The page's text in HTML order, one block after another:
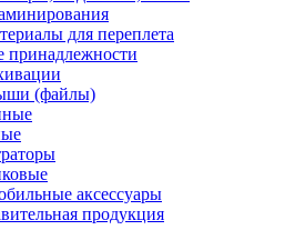
для переплета
(файлы)
аксессуары
продукция